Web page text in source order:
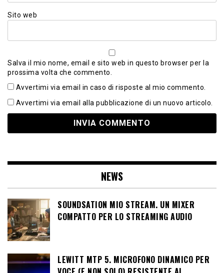
Sito web
Salva il mio nome, email e sito web in questo browser per la
prossima volta che commento.
Avvertimi via email in caso di risposte al mio commento.
Avvertimi via email alla pubblicazione di un nuovo articolo.
NEWS
SOUNDSATION MIO STREAM. UN MIXER
COMPATTO PER LO STREAMING AUDIO
LEWITT MTP 5. MICROFONO DINAMICO PER